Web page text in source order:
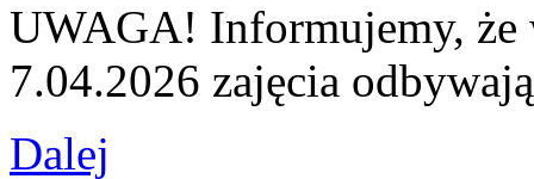
UWAGA! Informujemy, że
7.04.2026 zajęcia
Dalej